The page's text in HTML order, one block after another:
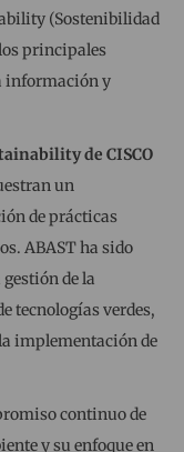
(Sostenibilidad
principales
información y
de CISCO
un
de prácticas
ABAST ha sido
de la
tecnologías verdes,
implementación de
continuo de
y su enfoque en